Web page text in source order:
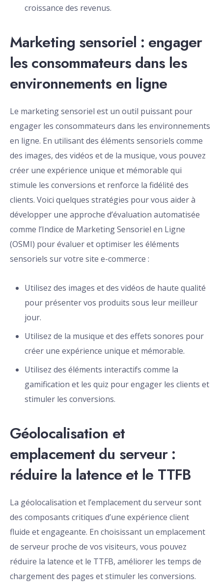
croissance des revenus.
Marketing sensoriel : engager
les consommateurs dans les
environnements en ligne
Le marketing sensoriel est un outil puissant pour
engager les consommateurs dans les environnements
en ligne. En utilisant des éléments sensoriels comme
des images, des vidéos et de la musique, vous pouvez
créer une expérience unique et mémorable qui
stimule les conversions et renforce la fidélité des
clients. Voici quelques stratégies pour vous aider à
développer une approche d’évaluation automatisée
comme l’Indice de Marketing Sensoriel en Ligne
(OSMI) pour évaluer et optimiser les éléments
sensoriels sur votre site e-commerce :
Utilisez des images et des vidéos de haute qualité
pour présenter vos produits sous leur meilleur
jour.
Utilisez de la musique et des effets sonores pour
créer une expérience unique et mémorable.
Utilisez des éléments interactifs comme la
gamification et les quiz pour engager les clients et
stimuler les conversions.
Géolocalisation et
emplacement du serveur :
réduire la latence et le TTFB
La géolocalisation et l’emplacement du serveur sont
des composants critiques d’une expérience client
fluide et engageante. En choisissant un emplacement
de serveur proche de vos visiteurs, vous pouvez
réduire la latence et le TTFB, améliorer les temps de
chargement des pages et stimuler les conversions.